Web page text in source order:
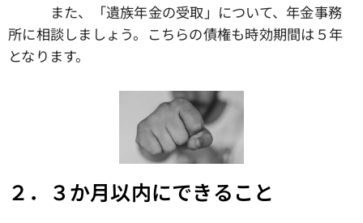
また、「遺族年金の受取」について、年金事務
所に相談しましょう。こちらの債権も時効期間は５年
となります。
２．３か月以内にできること